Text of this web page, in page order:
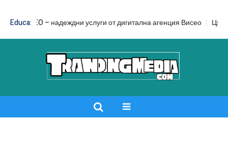
Educa:
SEO – надеждни услуги от дигитална агенция Висео Цял бански